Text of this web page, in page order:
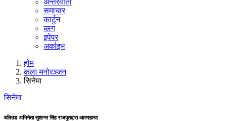
अन्तरवार्ता
समाचार
कार्टुन
ब्लग
इपेपर
अर्काइभ
होम
कला मनोरञ्जन
सिनेमा
सिनेमा
बलिउड अभिनेता सुशान्त सिंह राजपुतद्वारा आत्महत्या